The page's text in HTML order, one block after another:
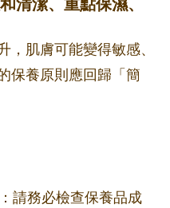
清潔、重點保濕、
，肌膚可能變得敏感、
保養原則應回歸「簡
請務必檢查保養品成